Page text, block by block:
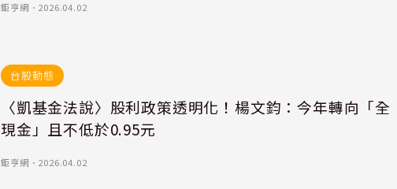
鉅亨網 ． 2026.04.02
台股動態
〈凱基金法說〉股利政策透明化！楊文鈞：今年轉向「全
現金」且不低於0.95元
鉅亨網 ． 2026.04.02